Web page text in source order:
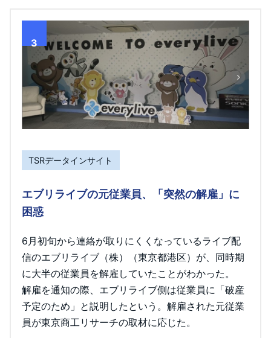
3
TSRデータインサイト
エブリライブの元従業員、「突然の解雇」に
困惑
6月初旬から連絡が取りにくくなっているライブ配
信のエブリライブ（株）（東京都港区）が、同時期
に大半の従業員を解雇していたことがわかった。
解雇を通知の際、エブリライブ側は従業員に「破産
予定のため」と説明したという。解雇された元従業
員が東京商工リサーチの取材に応じた。